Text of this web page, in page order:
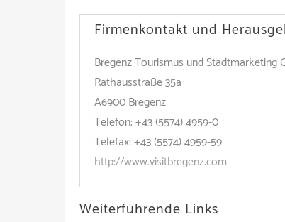
Firmenkontakt und
Bregenz Tourismus und Stadtmarketing
Rathausstraße 35a
A6900 Bregenz
Telefon: +43 (5574) 4959-0
Telefax: +43 (5574) 4959-59
http://www.visitbregenz.com
Weiterführende Links